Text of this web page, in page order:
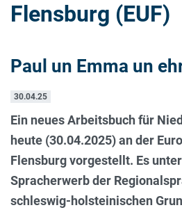
Flensburg (EUF)
Paul un Emma un
30.04.25
Ein neues Arbeitsbuch für
heute (30.04.2025) an der
Flensburg vorgestellt. Es
Spracherwerb der
schleswig-holsteinischen